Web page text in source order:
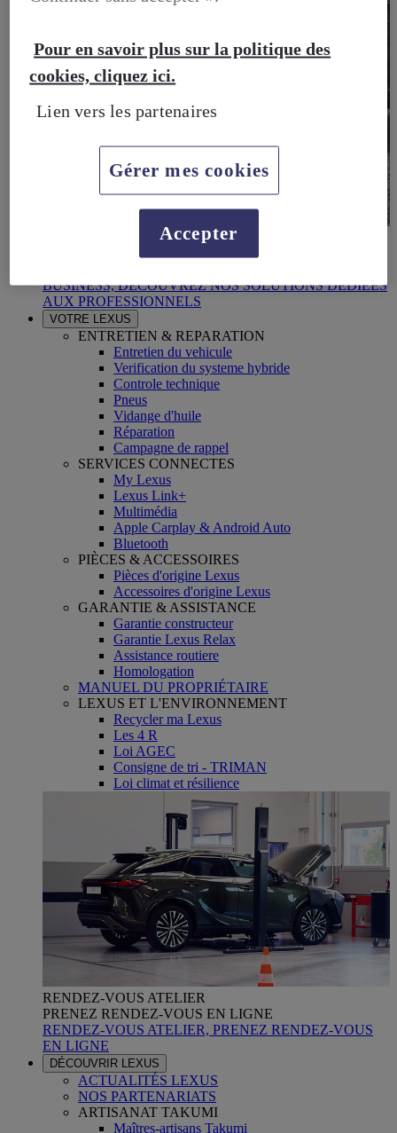
DECOUVREZ NOS SOLUTIONS DEDIEES AUX
BUSINESS, DECOUVREZ NOS SOLUTIONS DEDIEES
AUX PROFESSIONNELS
VOTRE LEXUS
ENTRETIEN & REPARATION
Entretien du vehicule
Verification du systeme hybride
Controle technique
Pneus
Vidange d'huile
Réparation
Campagne de rappel
SERVICES CONNECTES
My Lexus
Lexus Link+
Multimédia
Apple Carplay & Android Auto
Bluetooth
PIÈCES & ACCESSOIRES
Pièces d'origine Lexus
Accessoires d'origine Lexus
GARANTIE & ASSISTANCE
Garantie constructeur
Garantie Lexus Relax
Assistance routiere
Homologation
MANUEL DU PROPRIÉTAIRE
LEXUS ET L'ENVIRONNEMENT
Recycler ma Lexus
Les 4 R
Loi AGEC
Consigne de tri - TRIMAN
Loi climat et résilience
RENDEZ-VOUS ATELIER
PRENEZ RENDEZ-VOUS EN LIGNE
RENDEZ-VOUS ATELIER, PRENEZ RENDEZ-VOUS
EN LIGNE
DÉCOUVRIR LEXUS
ACTUALITÉS LEXUS
NOS PARTENARIATS
ARTISANAT TAKUMI
Maîtres-artisans Takumi
Pour en savoir plus sur la politique des
cookies, cliquez ici.
Lien vers les partenaires
Gérer mes cookies
Accepter